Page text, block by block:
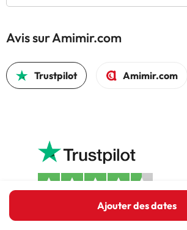
Ajouter des dates
Avis sur Amimir.com
Trustpilot Amimir.com
4.5 sur 5 sur la base de 1707 commentaires